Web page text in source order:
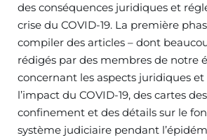
des conséquences juridiques et
crise du COVID-19. La première
compiler des articles – dont
rédigés par des membres de notre
concernant les aspects juridiques
l’impact du COVID-19, des cartes
confinement et des détails sur le
système judiciaire pendant